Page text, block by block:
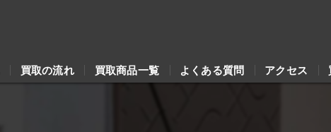
買取の流れ 買取商品一覧 よくある質問 アクセス